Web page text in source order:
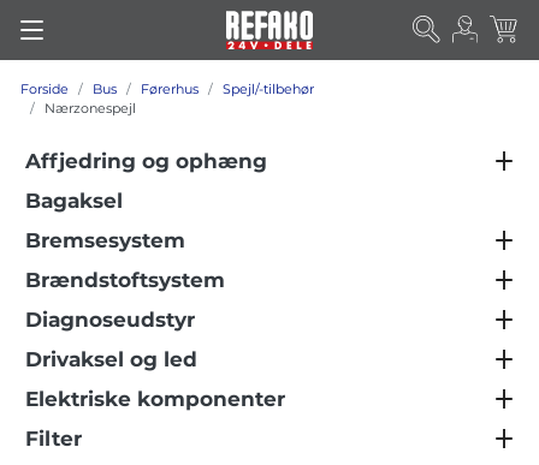
Forside Bus Førerhus
Spejl/-tilbehør
Nærzonespejl
Affjedring og ophæng
Bagaksel
Bremsesystem
Brændstoftsystem
Diagnoseudstyr
Drivaksel og led
Elektriske komponenter
Filter